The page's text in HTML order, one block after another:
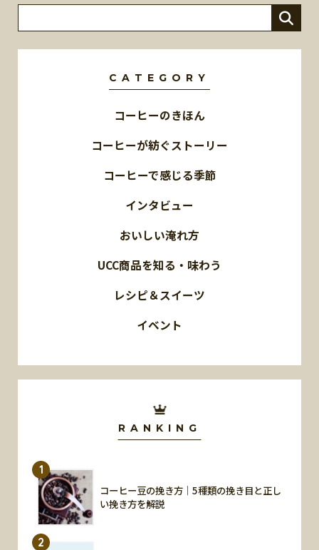
CATEGORY
コーヒーのきほん
コーヒーが紡ぐストーリー
コーヒーで感じる季節
インタビュー
おいしい淹れ方
UCC商品を知る・味わう
レシピ＆スイーツ
イベント
RANKING
1
コーヒー豆の挽き方｜5種類の挽き目と正し
い挽き方を解説
2